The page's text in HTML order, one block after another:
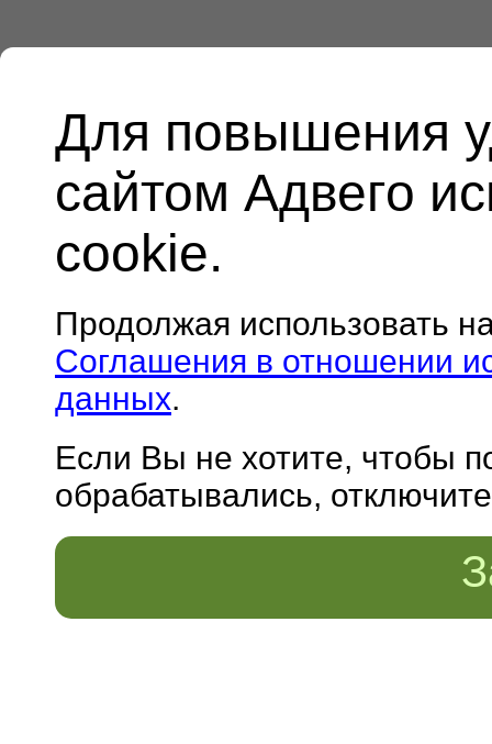
Для повышения
сайтом Адвего
cookie.
Продолжая использовать
Соглашения в отношении
данных.
Если Вы не хотите, чтобы
обрабатывались,